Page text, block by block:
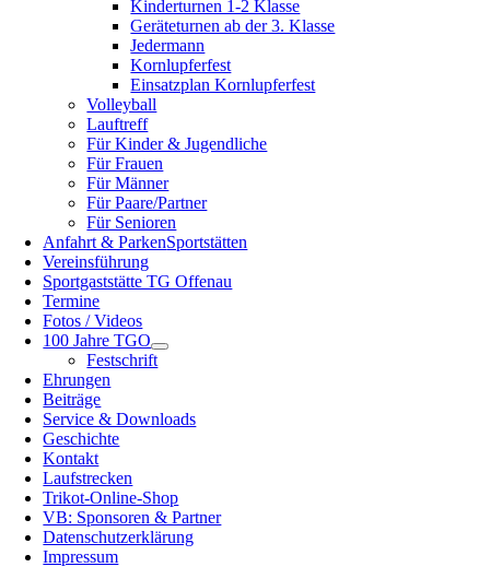
Kinderturnen 1-2 Klasse
Geräteturnen ab der 3. Klasse
Jedermann
Kornlupferfest
Einsatzplan Kornlupferfest
Volleyball
Lauftreff
Für Kinder & Jugendliche
Für Frauen
Für Männer
Für Paare/Partner
Für Senioren
Anfahrt & ParkenSportstätten
Vereinsführung
Sportgaststätte TG Offenau
Termine
Fotos / Videos
100 Jahre TGO
Festschrift
Ehrungen
Beiträge
Service & Downloads
Geschichte
Kontakt
Laufstrecken
Trikot-Online-Shop
VB: Sponsoren & Partner
Datenschutzerklärung
Impressum